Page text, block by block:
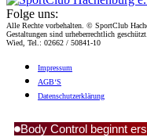
Folge uns:
Alle Rechte vorbehalten. © SportClub
Gestaltungen sind urheberrechtlich
Wied, Tel.: 02662 / 50841-10
Impres­sum
AGB‘S
Daten­schutz­er­klä­rung
Body Control beginnt